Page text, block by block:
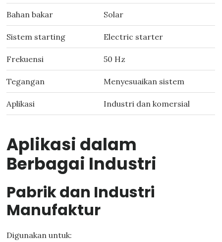
Bahan bakar Solar
Sistem starting Electric starter
Frekuensi 50 Hz
Tegangan Menyesuaikan sistem
Aplikasi Industri dan komersial
Aplikasi dalam
Berbagai Industri
Pabrik dan Industri
Manufaktur
Digunakan untuk: